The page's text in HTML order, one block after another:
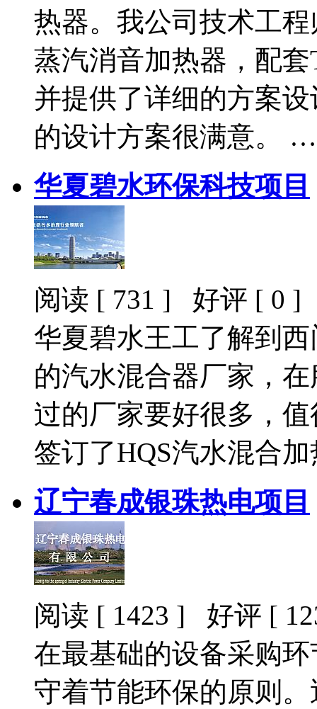
热器。我公司技术工
蒸汽消音加热器，配
并提供了详细的方案
的设计方案很满意。 …
华夏碧水环保科技项目
阅读 [ 731 ] 好评 [ 0 ]
华夏碧水王工了解到
的汽水混合器厂家，
过的厂家要好很多，
签订了HQS汽水混合
辽宁春成银珠热电项目
阅读 [ 1423 ] 好评 [
在最基础的设备采购
守着节能环保的原则